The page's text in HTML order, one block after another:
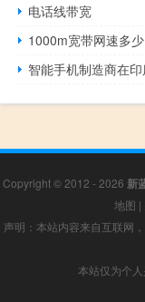
电话线带宽
1000m宽带网速多少
智能手机制造商在
Copyright © 2012 - 2026 新
地图 |
声明：本站内容来自互联网
本站仅为个